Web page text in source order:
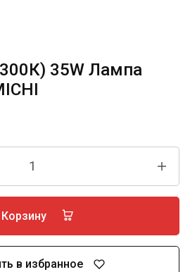
35W Лампа
в избранное